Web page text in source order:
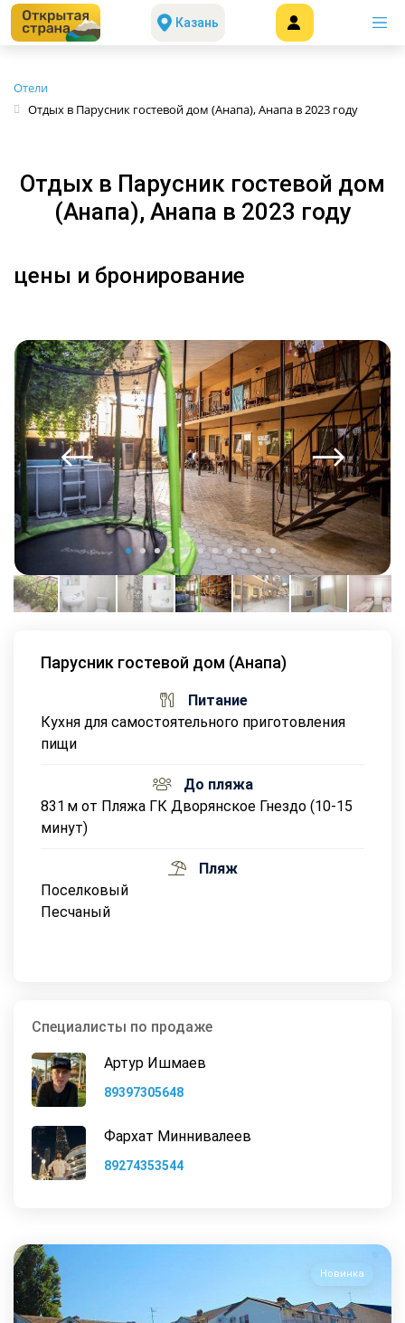
Казань
Отели
Отдых в Парусник гостевой дом (Анапа), Анапа в 2023 году
Отдых в Парусник гостевой дом
(Анапа), Анапа в 2023 году
цены и бронирование
Парусник гостевой дом (Анапа)
Питание
Кухня для самостоятельного приготовления
пищи
До пляжа
831 м от Пляжа ГК Дворянское Гнездо (10-15
минут)
Пляж
Поселковый
Песчаный
Специалисты по продаже
Артур Ишмаев
89397305648
Фархат Миннивалеев
89274353544
Новинка